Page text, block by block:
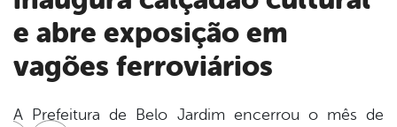
e abre exposição em
vagões ferroviários
A Prefeitura de Belo Jardim encerrou o mês de